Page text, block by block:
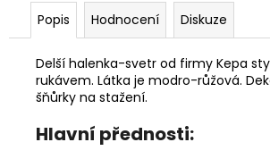
Popis Hodnocení Diskuze
Delší halenka-svetr od firmy Kepa
rukávem. Látka je modro-růžová.
šňůrky na stažení.
Hlavní přednosti: